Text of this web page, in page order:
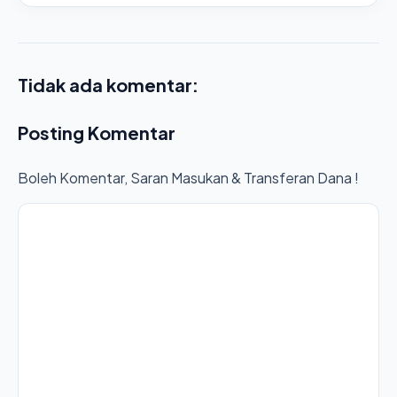
Tidak ada komentar:
Posting Komentar
Boleh Komentar, Saran Masukan & Transferan Dana !